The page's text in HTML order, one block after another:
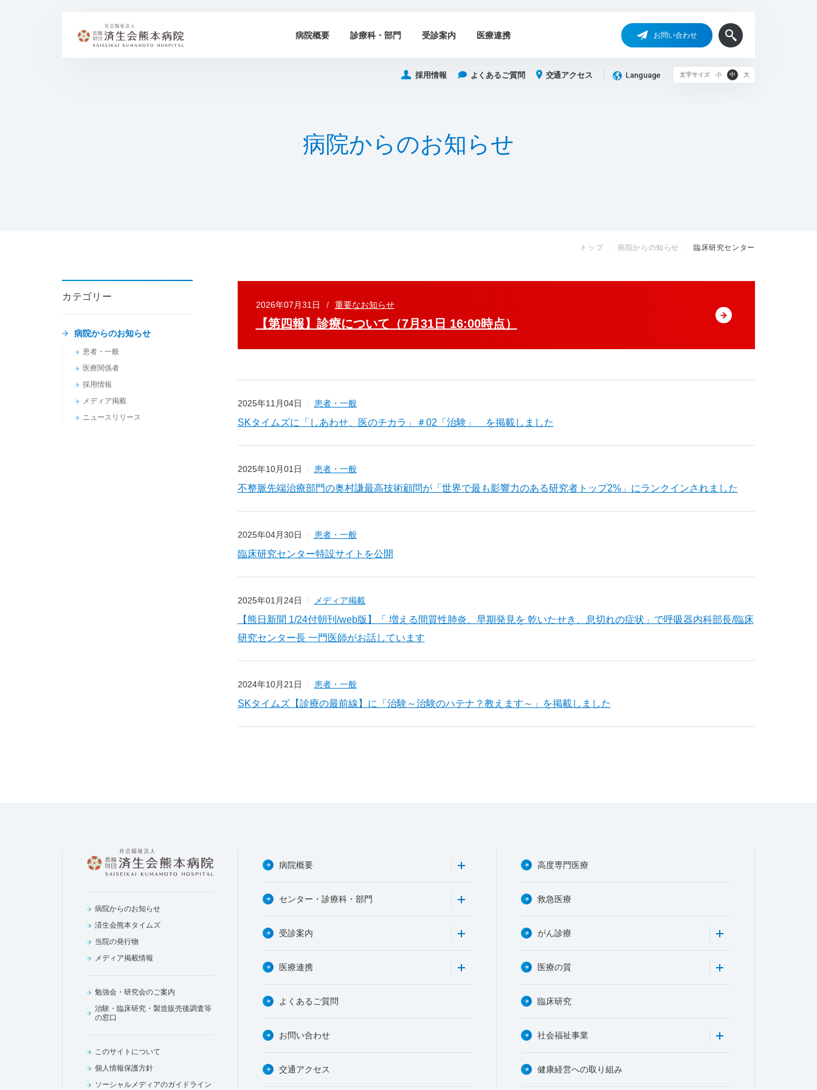
病院概要 診療科・部門 受診案内 医療連携 お問い合わせ
採用情報 よくあるご質問 交通アクセス Language 文字サイズ 小 中 大
病院からのお知 らせ
カテゴリー
病院からのお知らせ
患者・一般
医療関係者
採用情報
メディア掲載
ニュースリリース
トップ 病院からの知らせ 臨床研究センター
2026年07月31日 重要なお知らせ
【第四報】診療について（7月31日 16:00時点）
2025年11月04日 患者・一般
SKタイムズに「しあわせ、医のチカラ」＃02「治験」 を掲載しました
2025年10月01日 患者・一般
不整脈先端治療部門の奥村謙最高技術顧問が「世界で最も影響力のある研究者トップ2%」にランクインされました
2025年04月30日 患者・一般
臨床研究センター特設サイトを公開
2025年01月24日 メディア掲載
【熊日新聞 1/24付朝刊/web版】「 増える間質性肺炎、早期発見を 乾いたせき、息切れの症状」で呼吸器内科部長/臨床
研究センター長 一門医師がお話しています
2024年10月21日 患者・一般
SKタイムズ【診療の最前線】に「治験～治験のハテナ？教えます～」を掲載しました
病院からのお知らせ
済生会熊本タイムズ
当院の発行物
メディア掲載情報
勉強会・研究会のご案内
治験・臨床研究・製造販売後調査等
の窓口
このサイトについて
個人情報保護方針
ソーシャルメディアのガイドライン
病院概要
センター・診療科・部門
受診案内
医療連携
よくあるご質問
お問い合わせ
交通アクセス
高度専門医療
救急医療
がん診療
医療の質
臨床研究
社会福祉事業
健康経営への取り組み